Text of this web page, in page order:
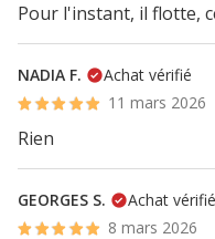
Pour l'instant, il flotte,
NADIA F.
Achat vérifié
11 mars 2026
Rien
GEORGES S.
Achat vérifié
8 mars 2026